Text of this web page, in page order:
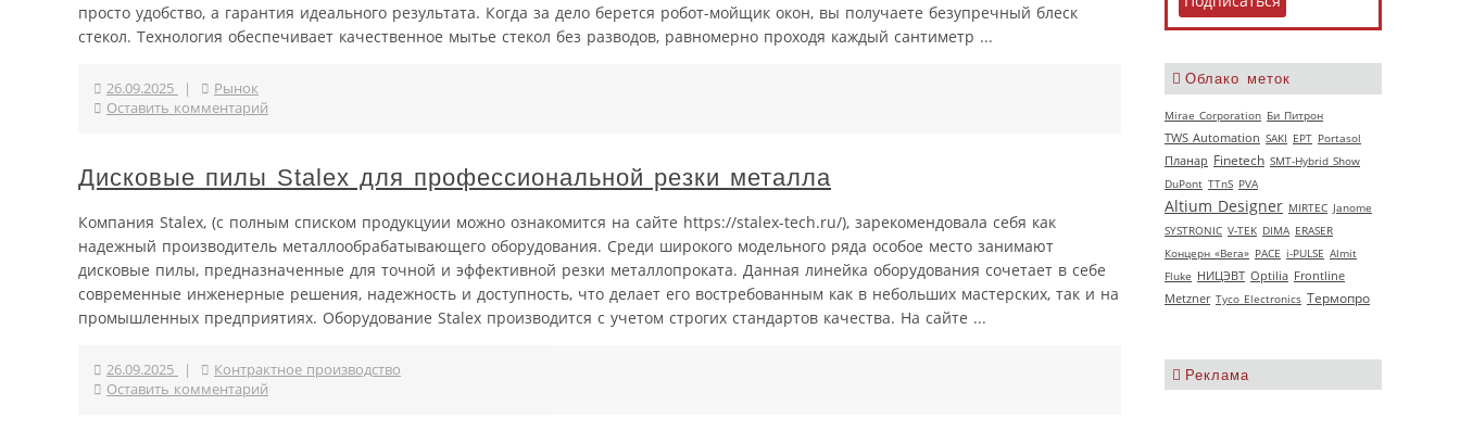
Облако меток
Mirae Corporation Би Питрон
TWS Automation SAKI EPT Portasol
Планар Finetech SMT-Hybrid Show
DuPont TTnS PVA
Altium Designer MIRTEC Janome
SYSTRONIC V‑TEK DIMA ERASER
Концерн «Вега» РАСЕ i-PULSE Almit
Fluke НИЦЭВТ Optilia Frontline
Metzner Tyco Electronics Термопро
Реклама
просто удобство, а гарантия идеального результата. Когда за дело берется робот-мойщик окон, вы получаете безупречный блеск
стекол. Технология обеспечивает качественное мытье стекол без разводов, равномерно проходя каждый сантиметр ...
26.09.2025 |
Рынок
Оставить комментарий
Дисковые пилы Stalex для профессиональной резки металла
Компания Stalex, (с полным списком продукцуии можно ознакомится на сайте https://stalex-tech.ru/), зарекомендовала себя как
надежный производитель металлообрабатывающего оборудования. Среди широкого модельного ряда особое место занимают
дисковые пилы, предназначенные для точной и эффективной резки металлопроката. Данная линейка оборудования сочетает в себе
современные инженерные решения, надежность и доступность, что делает его востребованным как в небольших мастерских, так и на
промышленных предприятиях. Оборудование Stalex производится с учетом строгих стандартов качества. На сайте ...
26.09.2025
Контрактное производство
Оставить комментарий